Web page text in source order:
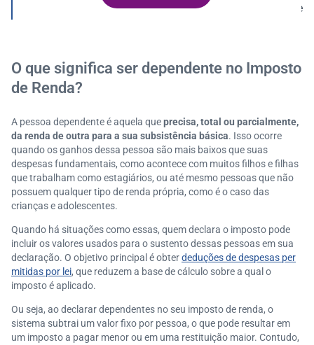
O que acontece se um dependente for declarado inde
ência no IRPF
Passo a passo para incluir dependentes na declaraç
ão do IRPF
ções
Cenários comuns: como declarar dependentes em sit
uações específicas?
O que significa ser dependente no Imposto
de Renda?
A pessoa dependente é aquela queprecisa, total ou parcialmente,
da renda de outra para a sua subsistência básica. Isso ocorre
quando os ganhos dessa pessoa são mais baixos que suas
despesas fundamentais, como acontece com muitos filhos e filhas
que trabalham como estagiários, ou até mesmo pessoas que não
possuem qualquer tipo de renda própria, como é o caso das
crianças e adolescentes.
Quando há situações como essas, quem declara o imposto pode
incluir os valores usados para o sustento dessas pessoas em sua
declaração. O objetivo principal é obterdeduções de despesas per
mitidas por lei, que reduzem a base de cálculo sobre a qual o
imposto é aplicado.
Ou seja, ao declarar dependentes no seu imposto de renda, o
sistema subtrai um valor fixo por pessoa, o que pode resultar em
um imposto a pagar menor ou em uma restituição maior. Contudo,